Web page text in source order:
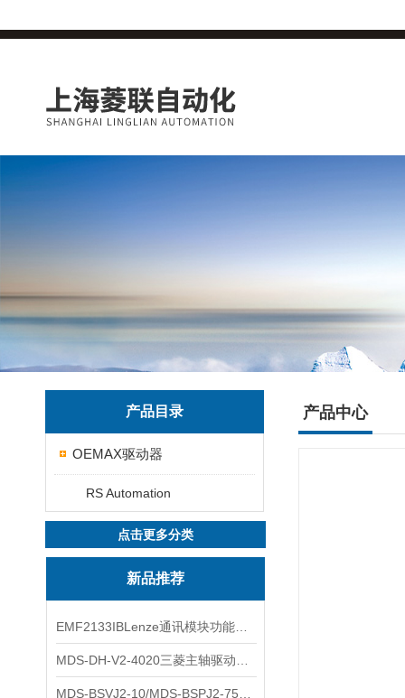
产品目录
OEMAX驱动器
RS Automation
点击更多分类
新品推荐
产品中心